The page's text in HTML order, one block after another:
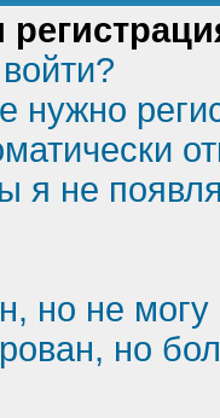
я не
но не могу
но